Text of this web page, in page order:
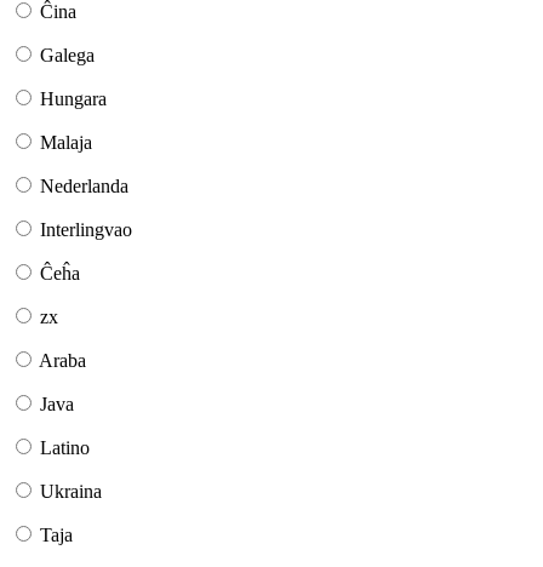
Ĉina
Galega
Hungara
Malaja
Nederlanda
Interlingvao
Ĉeĥa
zx
Araba
Java
Latino
Ukraina
Taja